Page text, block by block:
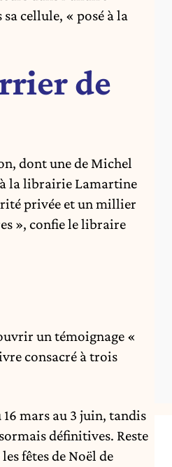
cellule, « posé à la
de
dont une de Michel
à la librairie Lamartine
privée et un millier
», confie le libraire
un témoignage «
consacré à trois
mars au 3 juin, tandis
définitives. Reste
fêtes de Noël de